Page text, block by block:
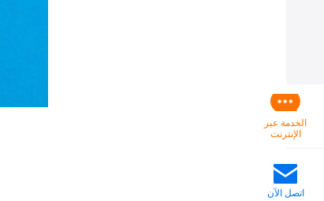
الخدمة عبر
الإنترنت
اتصل الآن